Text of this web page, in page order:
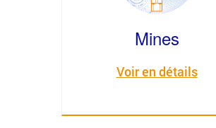
Mines
Voir en détails